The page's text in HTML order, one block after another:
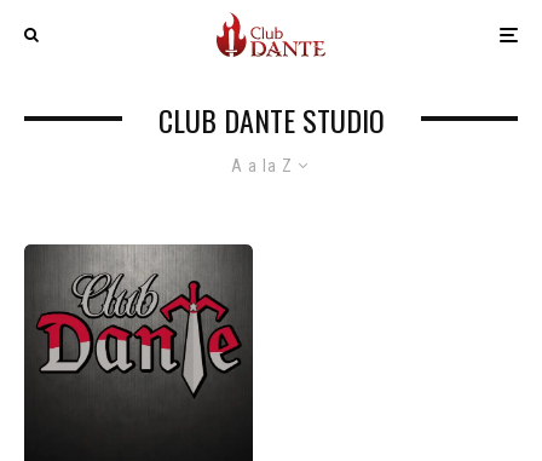
CLUB DANTE STUDIO
A a la Z